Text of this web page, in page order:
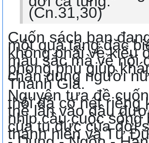
(Cn.31,30)
Cuốn sách bạn
một quà tặng đặc
không phải về kiểu
màu sắc mà về nộ̣i
phong phú giúp
chân dung người
Thánh Giá.
Nguyên tựa đề
thôi đã có nét riêng
thể lẫn vào đâu
nhịp cầu cuộc sống
của tu đức của đời
thánh hiến và Tứ